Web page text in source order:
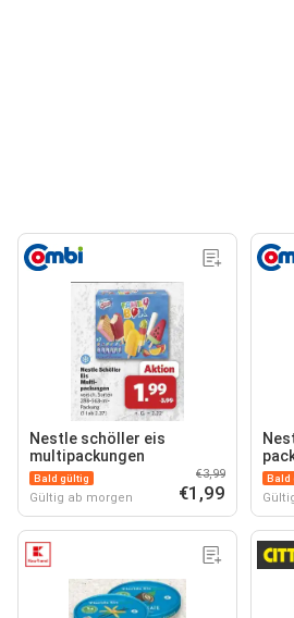
Nestle schöller eis
multipackungen
Bald gültig
Gültig ab morgen
€3,99
€1,99
Bald